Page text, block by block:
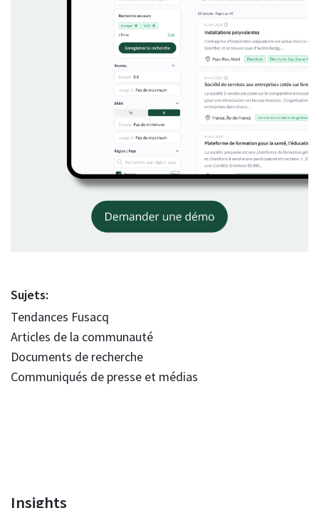
Sujets:
Tendances Fusacq
Articles de la communauté
Documents de recherche
Communiqués de presse et médias
Insights